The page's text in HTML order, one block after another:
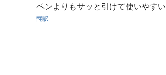
ペンよりもサッと引けて使いやすい
翻訳